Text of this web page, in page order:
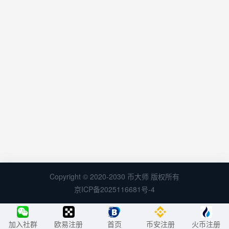
Copyright © 2020-2030 币大师 版权所有
京ICP备2025116681号-4
加入社群 欧易注册 首页 币安注册 火币注册